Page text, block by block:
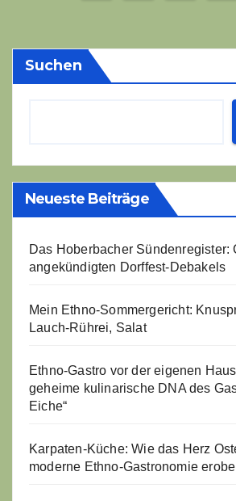
Beiträge
Suchen
Neueste Beiträge
Das Hoberbacher Sündenregister:
angekündigten Dorffest-Debakels
Mein Ethno-Sommergericht:
Lauch-Rührei, Salat
Ethno-Gastro vor der eigenen
geheime kulinarische DNA des
Eiche“
Karpaten-Küche: Wie das Herz
moderne Ethno-Gastronomie